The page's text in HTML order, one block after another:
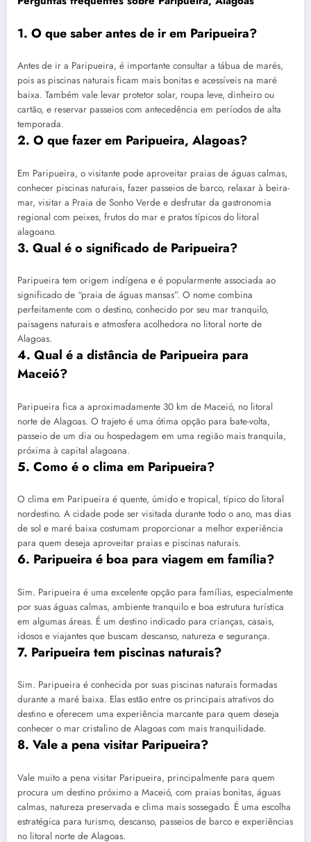
1. O que saber antes de ir em Paripueira?
Antes de ir a Paripueira, é importante consultar a tábua de marés,
pois as piscinas naturais ficam mais bonitas e acessíveis na maré
baixa. Também vale levar protetor solar, roupa leve, dinheiro ou
cartão, e reservar passeios com antecedência em períodos de alta
temporada.
2. O que fazer em Paripueira, Alagoas?
Em Paripueira, o visitante pode aproveitar praias de águas calmas,
conhecer piscinas naturais, fazer passeios de barco, relaxar à beira-
mar, visitar a Praia de Sonho Verde e desfrutar da gastronomia
regional com peixes, frutos do mar e pratos típicos do litoral
alagoano.
3. Qual é o significado de Paripueira?
Paripueira tem origem indígena e é popularmente associada ao
significado de “praia de águas mansas”. O nome combina
perfeitamente com o destino, conhecido por seu mar tranquilo,
paisagens naturais e atmosfera acolhedora no litoral norte de
Alagoas.
4. Qual é a distância de Paripueira para
Maceió?
Paripueira fica a aproximadamente 30 km de Maceió, no litoral
norte de Alagoas. O trajeto é uma ótima opção para bate-volta,
passeio de um dia ou hospedagem em uma região mais tranquila,
próxima à capital alagoana.
5. Como é o clima em Paripueira?
O clima em Paripueira é quente, úmido e tropical, típico do litoral
nordestino. A cidade pode ser visitada durante todo o ano, mas dias
de sol e maré baixa costumam proporcionar a melhor experiência
para quem deseja aproveitar praias e piscinas naturais.
6. Paripueira é boa para viagem em família?
Sim. Paripueira é uma excelente opção para famílias, especialmente
por suas águas calmas, ambiente tranquilo e boa estrutura turística
em algumas áreas. É um destino indicado para crianças, casais,
idosos e viajantes que buscam descanso, natureza e segurança.
7. Paripueira tem piscinas naturais?
Sim. Paripueira é conhecida por suas piscinas naturais formadas
durante a maré baixa. Elas estão entre os principais atrativos do
destino e oferecem uma experiência marcante para quem deseja
conhecer o mar cristalino de Alagoas com mais tranquilidade.
8. Vale a pena visitar Paripueira?
Vale muito a pena visitar Paripueira, principalmente para quem
procura um destino próximo a Maceió, com praias bonitas, águas
calmas, natureza preservada e clima mais sossegado. É uma escolha
estratégica para turismo, descanso, passeios de barco e experiências
no litoral norte de Alagoas.